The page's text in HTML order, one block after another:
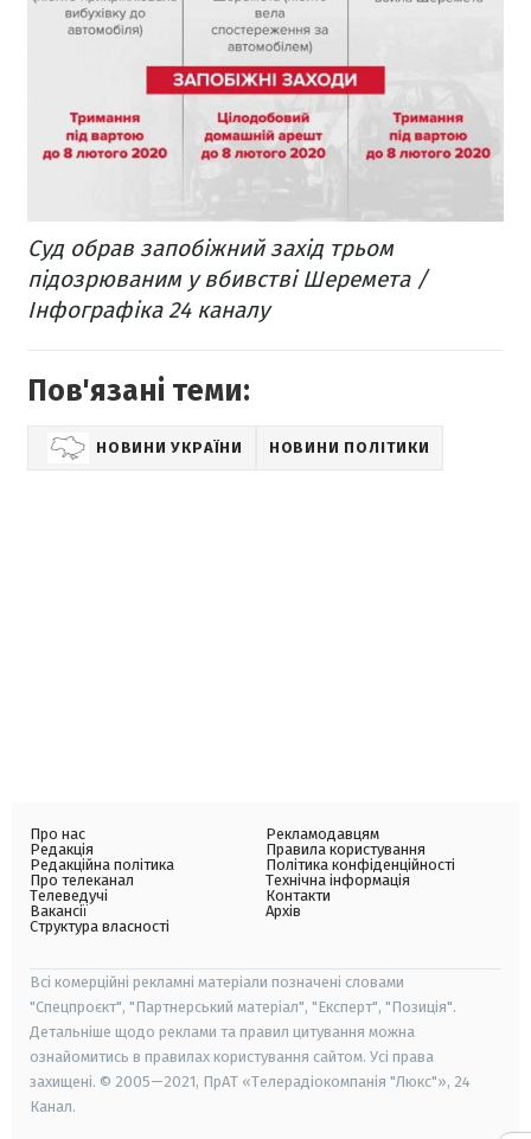
Суд обрав запобіжний захід трьом
підозрюваним у вбивстві Шеремета /
Інфографіка 24 каналу
Пов'язані теми:
НОВИНИ УКРАЇНИ НОВИНИ ПОЛІТИКИ
Про нас
Редакція
Редакційна політика
Про телеканал
Телеведучі
Вакансії
Структура власності
Рекламодавцям
Правила користування
Політика конфіденційності
Технічна інформація
Контакти
Архів
Всі комерційні рекламні матеріали позначені словами
"Спецпроєкт", "Партнерський матеріал", "Експерт", "Позиція".
Детальніше щодо реклами та правил цитування можна
ознайомитись в правилах користування сайтом. Усі права
захищені. © 2005—2021, ПрАТ «Телерадіокомпанія "Люкс"», 24
Канал.